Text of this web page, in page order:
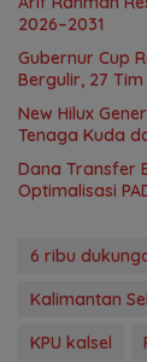
2026–2031
Gubernur Cup
Bergulir, 27
New Hilux
Tenaga Kuda
Dana Transfer
Optimalisasi
6 ribu
Kalimantan
KPU kalsel